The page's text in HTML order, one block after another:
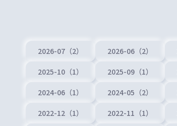
2026-07（2） 2026-06（2）
2025-10（1） 2025-09（1）
2024-06（1） 2024-05（2）
2022-12（1） 2022-11（1）